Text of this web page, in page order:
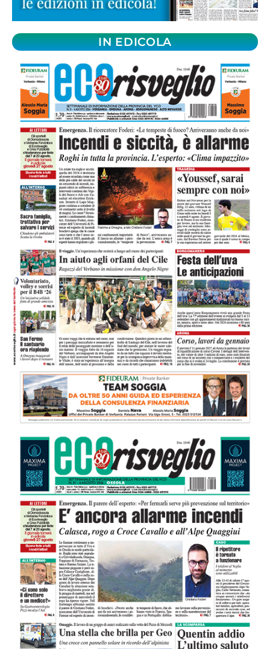
IN EDICOLA